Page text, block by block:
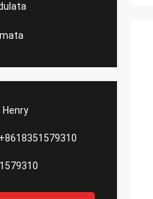
Henry
+8618351579310